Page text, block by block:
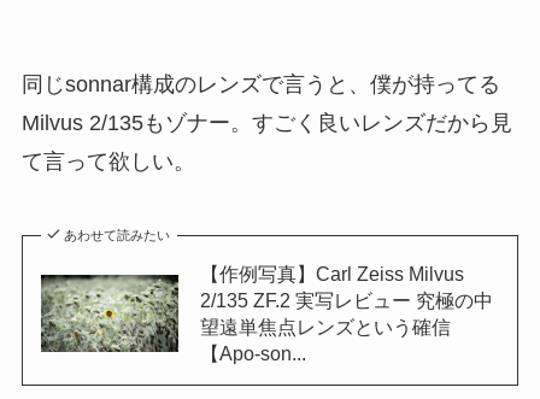
同じsonnar構成のレンズで言うと、僕が持ってる
Milvus 2/135もゾナー。すごく良いレンズだから見
て言って欲しい。
あわせて読みたい
【作例写真】Carl Zeiss Milvus
2/135 ZF.2 実写レビュー 究極の中
望遠単焦点レンズという確信
【Apo-son...